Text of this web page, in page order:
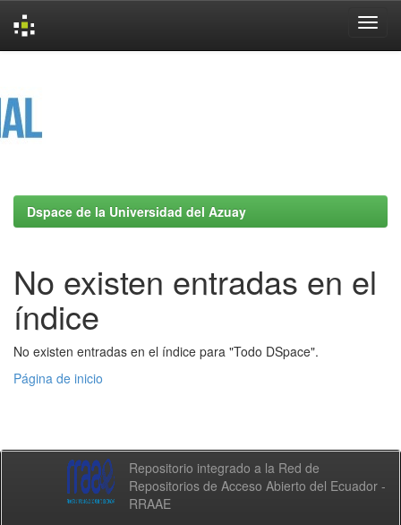
Dspace de la Universidad del Azuay
No existen entradas en el
índice
No existen entradas en el índice para "Todo DSpace".
Página de inicio
Repositorio integrado a la Red de
Repositorios de Acceso Abierto del Ecuador -
RRAAE